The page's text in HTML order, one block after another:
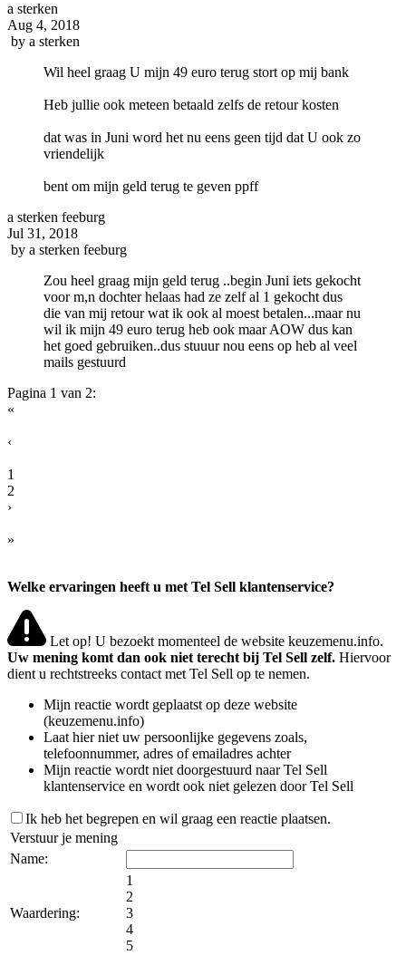
a sterken
Aug 4, 2018
by a sterken
Wil heel graag U mijn 49 euro terug stort op mij bank
Heb jullie ook meteen betaald zelfs de retour kosten
dat was in Juni word het nu eens geen tijd dat U ook zo
vriendelijk
bent om mijn geld terug te geven ppff
a sterken feeburg
Jul 31, 2018
by a sterken feeburg
Zou heel graag mijn geld terug ..begin Juni iets gekocht
voor m,n dochter helaas had ze zelf al 1 gekocht dus
die van mij retour wat ik ook al moest betalen...maar nu
wil ik mijn 49 euro terug heb ook maar AOW dus kan
het goed gebruiken..dus stuuur nou eens op heb al veel
mails gestuurd
Pagina 1 van 2:
«
‹
1
2
›
»
Welke ervaringen heeft u met Tel Sell klantenservice?
Let op! U bezoekt momenteel de website keuzemenu.info.
Uw mening komt dan ook niet terecht bij Tel Sell zelf. Hiervoor
dient u rechtstreeks contact met Tel Sell op te nemen.
Mijn reactie wordt geplaatst op deze website
(keuzemenu.info)
Laat hier niet uw persoonlijke gegevens zoals,
telefoonnummer, adres of emailadres achter
Mijn reactie wordt niet doorgestuurd naar Tel Sell
klantenservice en wordt ook niet gelezen door Tel Sell
Ik heb het begrepen en wil graag een reactie plaatsen.
Verstuur je mening
Name:
Waardering:
1
2
3
4
5